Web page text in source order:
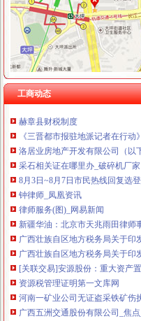
工商动态
《三晋都市报驻地派记者在行动
河南桐柏无证企业采铁矿执法
河南一家公司非法采矿殴执法
突查耒小煤矿湖南煤矿安全耒监
社区巾帼文明岗事迹材料5篇汇集
矿山办理采石证需要哪些手续_破
XX市地方税务局煤炭行业办税指
《三晋都市报驻地派记者在行动
洛居业房地产开发有限公司（以
采石相关证在哪里办_破碎机厂家
8月3日~8月7日市民热线回复选
钟律师_凤凰资讯
律师服务(图)_网易新闻
新疆华油：北京市天兆雨田律师
广西壮族自区地方税务局关于印
广西壮族自区地方税务局关于印
[关联交易]安源股份：重大资产
资源税管理证明第一文库网
河南一矿业公司无证盗采铁矿伤
广西五洲交通股份有限公司_焦点
东方铁塔：发行股份及支付现金